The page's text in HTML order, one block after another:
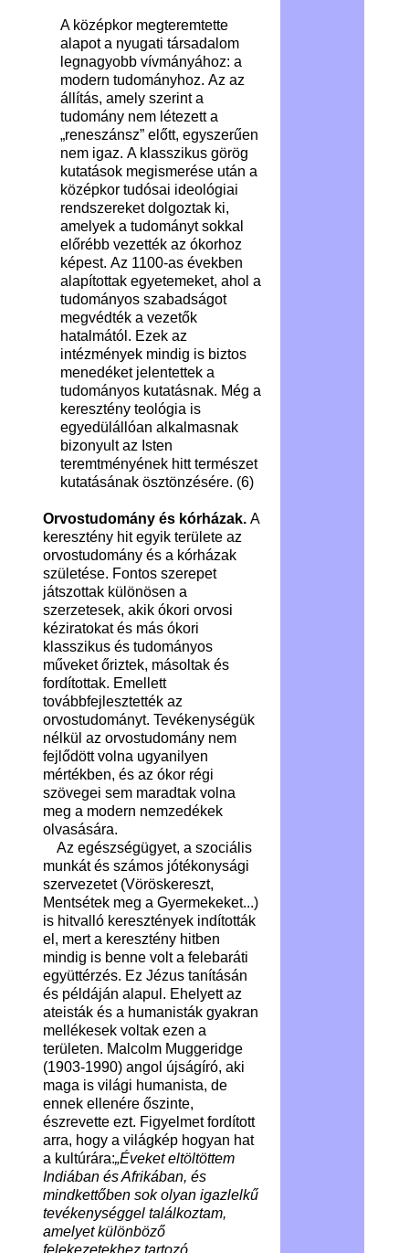
A középkor megteremtette
alapot a nyugati társadalom
legnagyobb vívmányához: a
modern tudományhoz. Az az
állítás, amely szerint a
tudomány nem létezett a
„reneszánsz” előtt, egyszerűen
nem igaz. A klasszikus görög
kutatások megismerése után a
középkor tudósai ideológiai
rendszereket dolgoztak ki,
amelyek a tudományt sokkal
előrébb vezették az ókorhoz
képest. Az 1100-as években
alapítottak egyetemeket, ahol a
tudományos szabadságot
megvédték a vezetők
hatalmától. Ezek az
intézmények mindig is biztos
menedéket jelentettek a
tudományos kutatásnak. Még a
keresztény teológia is
egyedülállóan alkalmasnak
bizonyult az Isten
teremtményének hitt természet
kutatásának ösztönzésére. (6)
Orvostudomány és kórházak. A
keresztény hit egyik területe az
orvostudomány és a kórházak
születése. Fontos szerepet
játszottak különösen a
szerzetesek, akik ókori orvosi
kéziratokat és más ókori
klasszikus és tudományos
műveket őriztek, másoltak és
fordítottak. Emellett
továbbfejlesztették az
orvostudományt. Tevékenységük
nélkül az orvostudomány nem
fejlődött volna ugyanilyen
mértékben, és az ókor régi
szövegei sem maradtak volna
meg a modern nemzedékek
olvasására.
Az egészségügyet, a szociális
munkát és számos jótékonysági
szervezetet (Vöröskereszt,
Mentsétek meg a Gyermekeket...)
is hitvalló keresztények indították
el, mert a keresztény hitben
mindig is benne volt a felebaráti
együttérzés. Ez Jézus tanításán
és példáján alapul. Ehelyett az
ateisták és a humanisták gyakran
mellékesek voltak ezen a
területen. Malcolm Muggeridge
(1903-1990) angol újságíró, aki
maga is világi humanista, de
ennek ellenére őszinte,
észrevette ezt. Figyelmet fordított
arra, hogy a világkép hogyan hat
a kultúrára:„Éveket eltöltöttem
Indiában és Afrikában, és
mindkettőben sok olyan igazlelkű
tevékenységgel találkoztam,
amelyet különböző
felekezetekhez tartozó